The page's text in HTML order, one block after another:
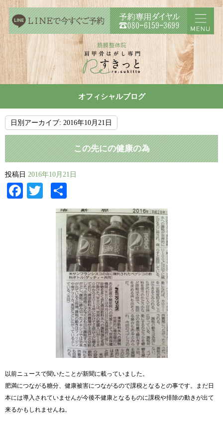
オフィシャルブログ
日別アーカイブ: 2016年10月21日
この先にの健康の為
投稿日 2016年10月21日
Facebook
Twitter
有
以前ニュースで聞いたことが新聞に載っていました。
肥満につながる糖分、健康被害につながるので課税となるとの事です。まだ日
本には導入されていませんが今後不健康となるものに課税や排除の動きが出て
来るかもしれませんね。